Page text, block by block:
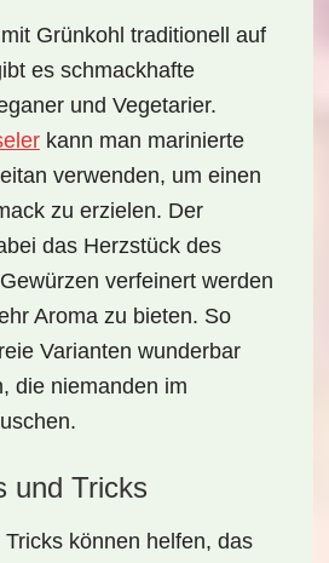
Grünkohl traditionell auf
es schmackhafte
und Vegetarier.
kann man marinierte
verwenden, um einen
zu erzielen. Der
das Herzstück des
verfeinert werden
Aroma zu bieten. So
Varianten wunderbar
die niemanden im
und Tricks
können helfen, das